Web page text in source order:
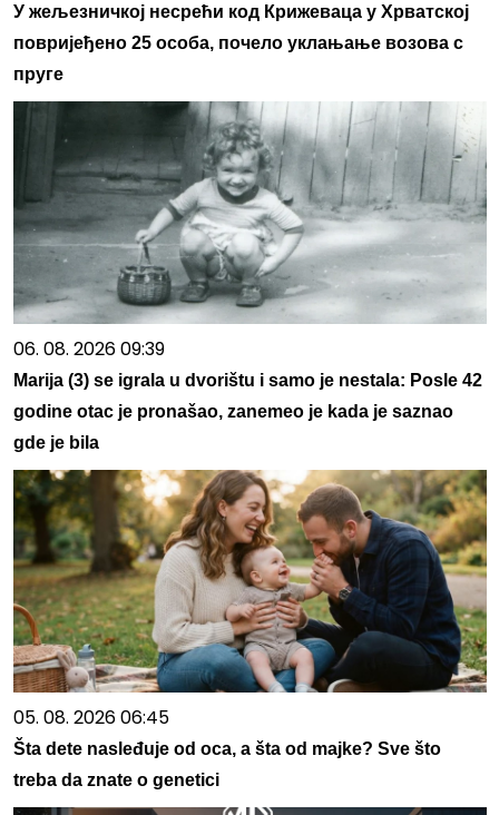
У жељезничкој несрећи код Крижеваца у Хрватској
повријеђено 25 особа, почело уклањање возова с
пруге
06. 08. 2026 09:39
Marija (3) se igrala u dvorištu i samo je nestala: Posle 42
godine otac je pronašao, zanemeo je kada je saznao
gde je bila
05. 08. 2026 06:45
Šta dete nasleđuje od oca, a šta od majke? Sve što
treba da znate o genetici